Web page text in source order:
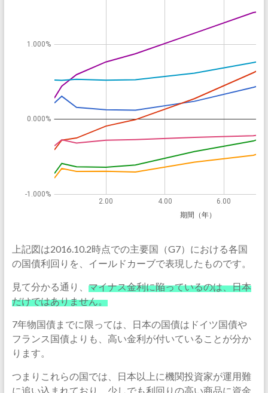
上記図は2016.10.2時点での主要国（G7）における各国
の国債利回りを、イールドカーブで表現したものです。
見て分かる通り、 マイナス金利に陥っているのは、日本
だけではありません。
7年物国債までに限っては、日本の国債はドイツ国債や
フランス国債よりも、高い金利が付いていることが分か
ります。
つまりこれらの国では、日本以上に機関投資家が運用難
に追い込まれており、少しでも利回りの高い商品に資金